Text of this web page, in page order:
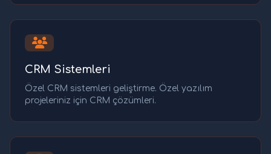
CRM Sistemleri
Özel CRM sistemleri geliştirme. Özel yazılım
projeleriniz için CRM çözümleri.